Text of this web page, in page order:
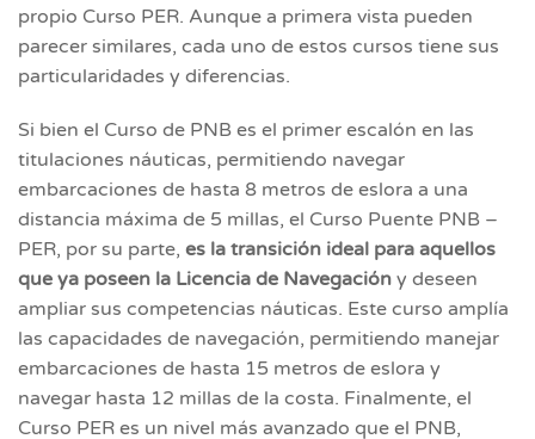
propio Curso PER. Aunque a primera vista pueden
parecer similares, cada uno de estos cursos tiene sus
particularidades y diferencias.
Si bien el Curso de PNB es el primer escalón en las
titulaciones náuticas, permitiendo navegar
embarcaciones de hasta 8 metros de eslora a una
distancia máxima de 5 millas, el Curso Puente PNB –
PER, por su parte, es la transición ideal para aquellos
que ya poseen la Licencia de Navegación y deseen
ampliar sus competencias náuticas. Este curso amplía
las capacidades de navegación, permitiendo manejar
embarcaciones de hasta 15 metros de eslora y
navegar hasta 12 millas de la costa. Finalmente, el
Curso PER es un nivel más avanzado que el PNB,